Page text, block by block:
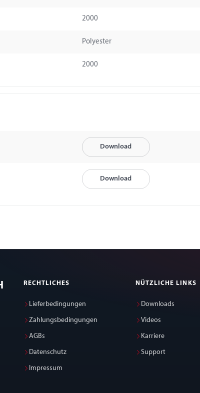
2000
Polyester
2000
Download
Download
RECHTLICHES
Lieferbedingungen
Zahlungsbedingungen
AGBs
Datenschutz
Impressum
NÜTZLICHE LINKS
Downloads
Videos
Karriere
Support